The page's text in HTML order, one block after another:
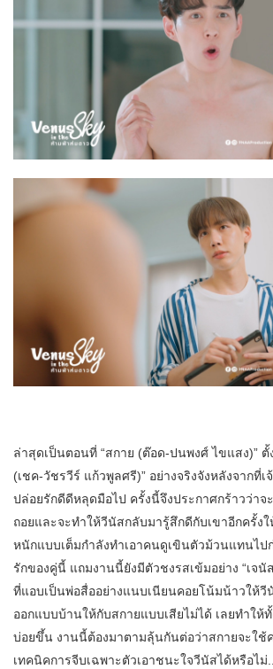
ล่าสุดเป็นตอนที่ “สกาย (ต๊อด-ปนพงศ์ ไขแสง)” ตั้
(เชค-วัชรวีร์ แก้วพูลศรี)” อย่างจริงจังหลังจากที่เ
ปล่อยรักดีดีหลุดมือไป ครั้งนี้จึงประกาศกร้าวว่า
ถอยและจะทำให้วีนัสกลับมารู้สึกดีกับเขาอีกครั้งใ
หนักแบบเต็มกำลังทำเอาคนดูเขินตัวม้วนแทนไ
รักของคู่นี้ แถมงานนี้ยังมีตัวชงรสเข้มอย่าง “เจ
ที่แอบเป็นพ่อสื่ออย่างแนบเนียนคอยโน้มน้าวให้
ออกแบบบ้านให้กับสกายแบบเสียไม่ได้ เลยทำให้
บ่อยขึ้น งานนี้ต้องมาตามลุ้นกันต่อว่าสกายจะใช้
เทคนิคการจีบเฉพาะตัวเอาชนะใจวีนัสได้หรือไม่